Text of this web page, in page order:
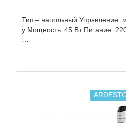
Тип – напольный Управление:
у Мощность: 45 Вт Питание: